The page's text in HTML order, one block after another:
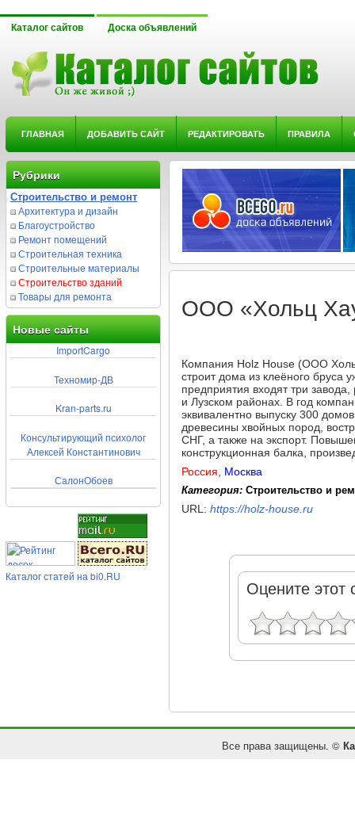
Каталог сайтов Доска объявлений
ГЛАВНАЯ ДОБАВИТЬ САЙТ РЕДАКТИРОВАТЬ ПРАВИЛА
Рубрики
Строительство и ремонт
Архитектура и дизайн
Благоустройство
Ремонт помещений
Строительная техника
Строительные материалы
Строительство зданий
Товары для ремонта
Новые сайты
ImportCargo
Техномир-ДВ
Kran-parts.ru
Консультирующий психолог
Алексей Константинович
СалонОбоев
Каталог статей на bi0.RU
ООО «Хольц
Компания Holz House (ООО
строит дома из клеёного бруса
предприятия входят три
и Лузском районах. В год
эквивалентно выпуску 300
древесины хвойных пород,
СНГ, а также на экспорт.
конструкционная балка,
Россия
Москва
Категория: Строительство и
URL: https://holz-house.ru
Оцените этот
Все права защищены. ©